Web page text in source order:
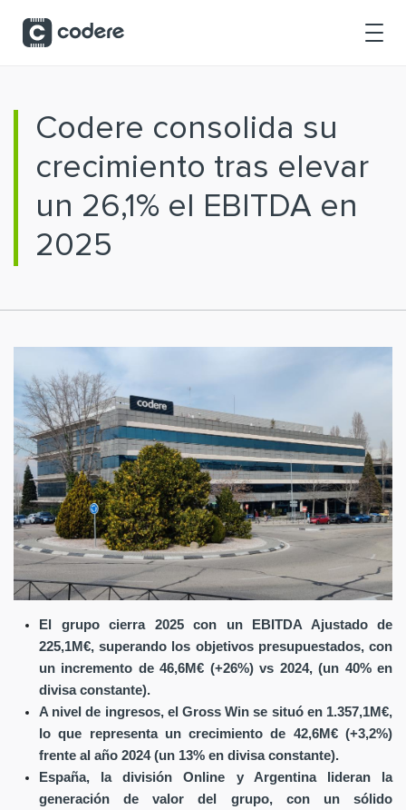
Codere consolida su
crecimiento tras elevar
un 26,1% el EBITDA en
2025
El grupo cierra 2025 con un EBITDA Ajustado de
225,1M€, superando los objetivos presupuestados, con
un incremento de 46,6M€ (+26%) vs 2024, (un 40% en
divisa constante).
A nivel de ingresos, el Gross Win se situó en 1.357,1M€,
lo que representa un crecimiento de 42,6M€ (+3,2%)
frente al año 2024 (un 13% en divisa constante).
España, la división Online y Argentina lideran la
generación de valor del grupo, con un sólido